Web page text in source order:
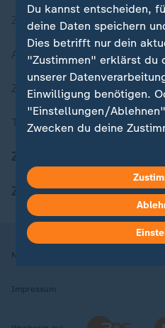
Zuletzt veröffentlicht
Aktuelle Sendungs-Videos
ZDFheute Stories
Themen im Überblick
ZDFheute Apps
Nutzungsbedingungen
Impressum
Du kannst entscheiden,
deine Daten speichern
Dies betrifft nur dein
"Zustimmen" erklärst du
unserer
Einwilligung benötigen.
"Einstellungen/
Zwecken du deine
in deinen Einstellungen
Hier findest du das
Weitere Informationen
Datenschutzerklärung.